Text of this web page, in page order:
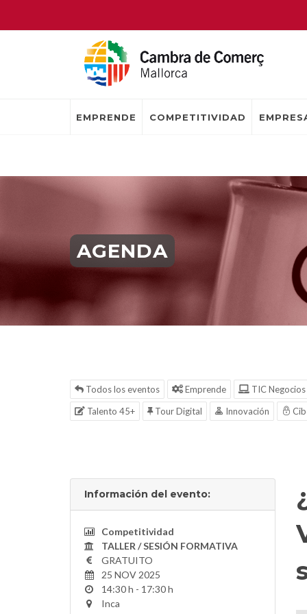
EMPRENDE COMPETITIVIDAD
AGENDA
Todos los eventos Emprende
TIC Negocios
Talento 45+
Tour Digital Innovación
Información del evento:
Competitividad
TALLER / SESIÓN FORMATIVA
GRATUITO
25 NOV 2025
14:30 h - 17:30 h
Inca